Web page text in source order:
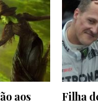
aos
Filha